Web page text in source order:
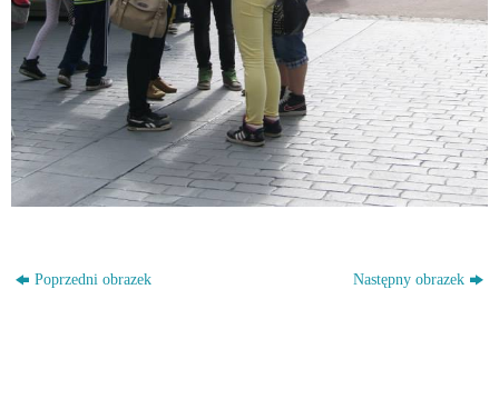
Poprzedni obrazek Następny obrazek